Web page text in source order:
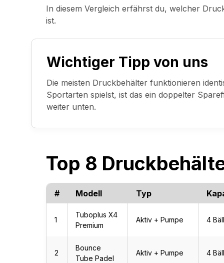
In diesem Vergleich erfährst du, welcher
ist.
Wichtiger Tipp von uns
Die meisten Druckbehälter funktionieren
Sportarten spielst, ist das ein doppelter
weiter unten.
Top 8
# Modell Typ
1
Tuboplus X4
Premium
Aktiv + Pumpe 4
2
Bounce
Tube Padel
Aktiv + Pumpe 4